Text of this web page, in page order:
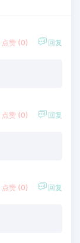
点赞 (0)  回复
点赞 (0)  回复
点赞 (0)  回复